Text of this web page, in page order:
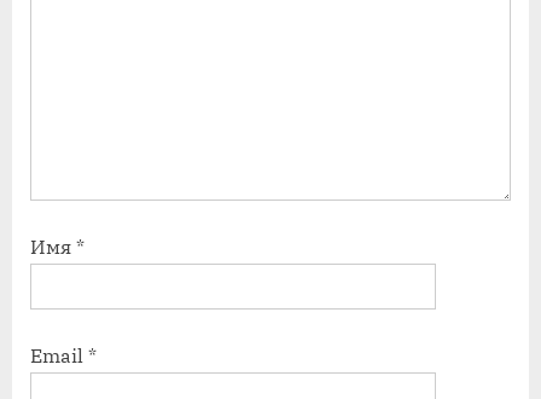
Имя *
Email *